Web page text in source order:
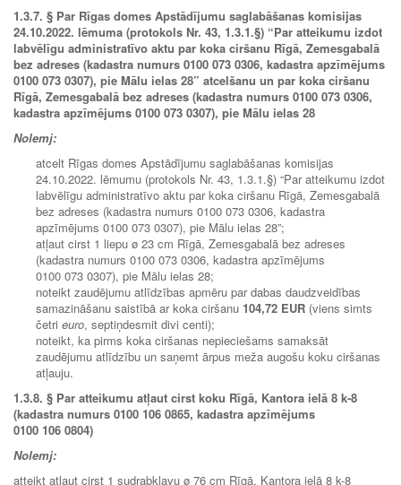
1.3.7. § Par Rīgas domes Apstādījumu saglabāšanas komisijas
24.10.2022. lēmuma (protokols Nr. 43, 1.3.1.§) “Par atteikumu izdot
labvēlīgu administratīvo aktu par koka ciršanu Rīgā, Zemesgabalā
bez adreses (kadastra numurs 0100 073 0306, kadastra apzīmējums
0100 073 0307), pie Mālu ielas 28” atcelšanu un par koka ciršanu
Rīgā, Zemesgabalā bez adreses (kadastra numurs 0100 073 0306,
kadastra apzīmējums 0100 073 0307), pie Mālu ielas 28
Nolemj:
atcelt Rīgas domes Apstādījumu saglabāšanas komisijas
24.10.2022. lēmumu (protokols Nr. 43, 1.3.1.§) “Par atteikumu izdot
labvēlīgu administratīvo aktu par koka ciršanu Rīgā, Zemesgabalā
bez adreses (kadastra numurs 0100 073 0306, kadastra
apzīmējums 0100 073 0307), pie Mālu ielas 28”;
atļaut cirst 1 liepu ø 23 cm Rīgā, Zemesgabalā bez adreses
(kadastra numurs 0100 073 0306, kadastra apzīmējums
0100 073 0307), pie Mālu ielas 28;
noteikt zaudējumu atlīdzības apmēru par dabas daudzveidības
samazināšanu saistībā ar koka ciršanu 104,72 EUR (viens simts
četri euro, septiņdesmit divi centi);
noteikt, ka pirms koka ciršanas nepieciešams samaksāt
zaudējumu atlīdzību un saņemt ārpus meža augošu koku ciršanas
atļauju.
1.3.8. § Par atteikumu atļaut cirst koku Rīgā, Kantora ielā 8 k-8
(kadastra numurs 0100 106 0865, kadastra apzīmējums
0100 106 0804)
Nolemj:
atteikt atļaut cirst 1 sudrabkļavu ø 76 cm Rīgā, Kantora ielā 8 k-8